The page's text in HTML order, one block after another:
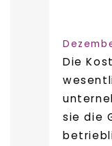
Die
sie die